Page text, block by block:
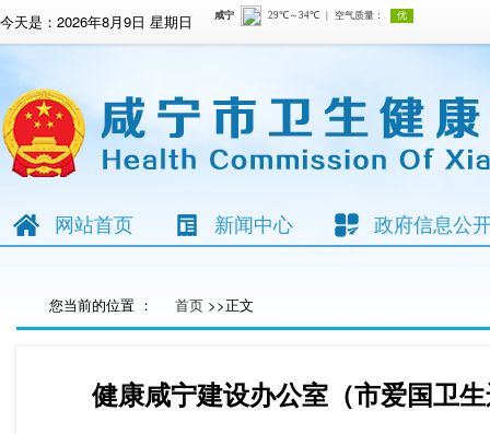
今天是： 2026年8月9日 星期日
网站首页 新闻中心 政府信息公
您当前的位置 ： 首页 >>正文
健康咸宁建设办公室（市爱国卫